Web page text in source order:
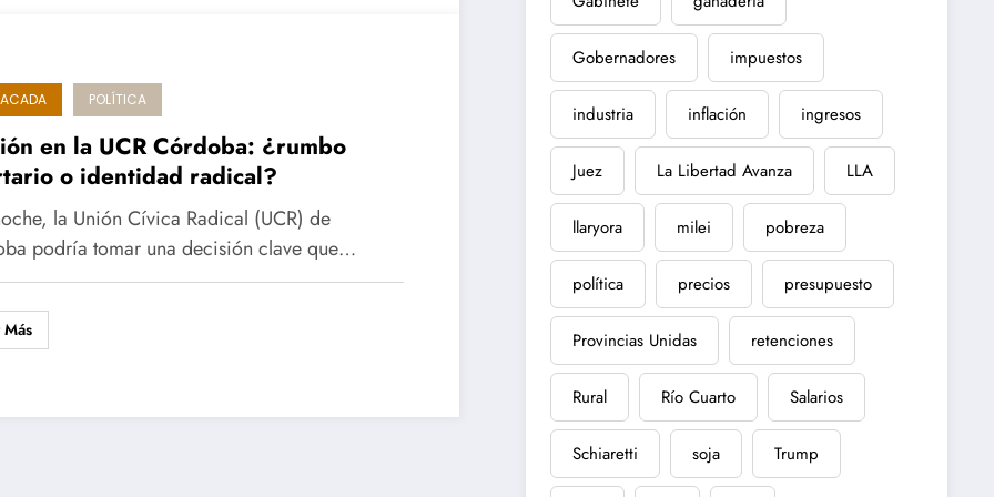
POLÍTICA
en la UCR Córdoba: ¿rumbo
o identidad radical?
la Unión Cívica Radical (UCR) de
podría tomar una decisión clave que…
Gobernadores impuestos
industria inflación ingresos
Juez La Libertad Avanza LLA
llaryora milei pobreza
política precios presupuesto
Provincias Unidas retenciones
Rural Río Cuarto Salarios
Schiaretti soja Trump